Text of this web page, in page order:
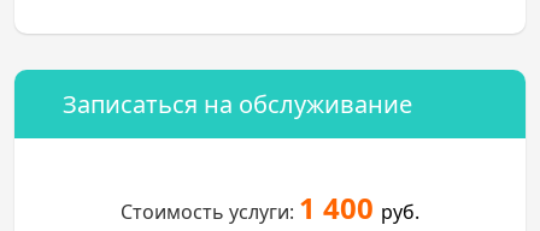
Записаться на обслуживание
Стоимость услуги: 1 400 руб.